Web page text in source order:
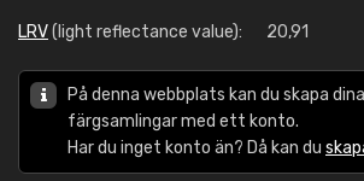
LRV(light reflectance value): 20,91
På denna webbplats kan du skapa
färgsamlingar med ett konto.
Har du inget konto än? Då kan du